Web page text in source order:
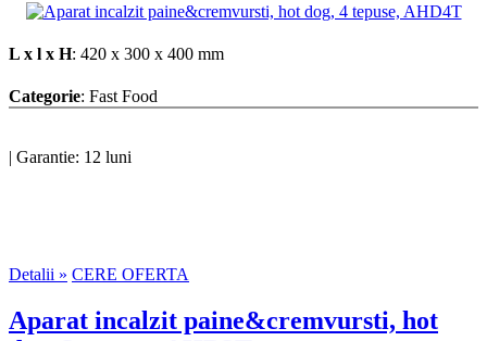
L x l x H: 420 x 300 x 400 mm
Categorie: Fast Food
| Garantie: 12 luni
Detalii » CERE OFERTA
Aparat incalzit paine&cremvursti, hot